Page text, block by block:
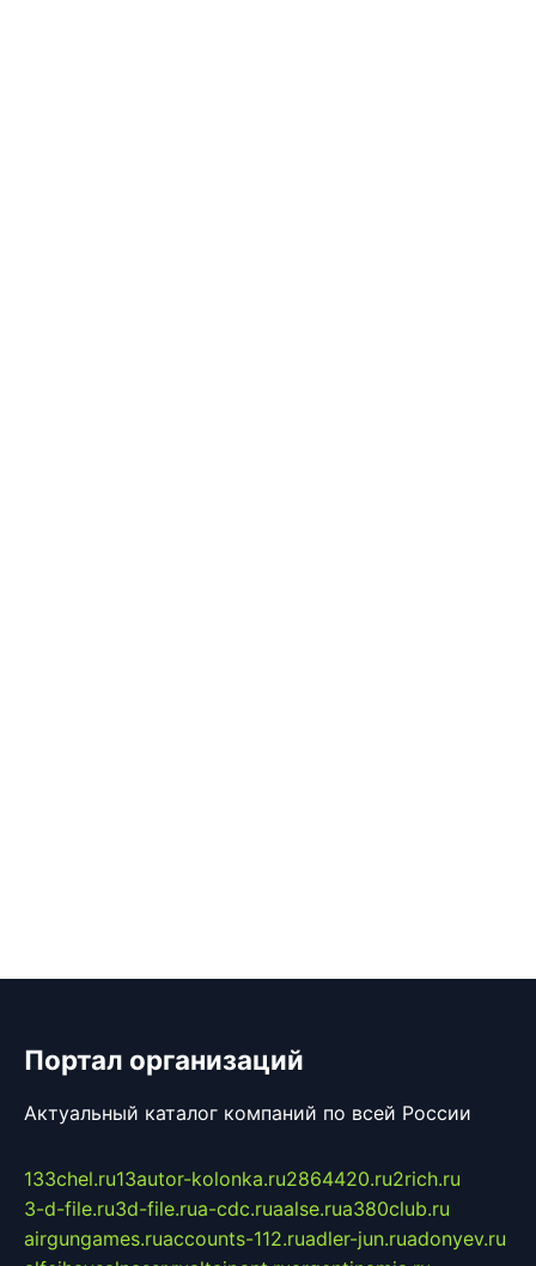
Портал организаций
Актуальный каталог компаний по всей России
133chel.ru13autor-kolonka.ru2864420.ru2rich.ru
3-d-file.ru3d-file.rua-cdc.ruaalse.rua380club.ru
airgungames.ruaccounts-112.ruadler-jun.ruadonyev.ru